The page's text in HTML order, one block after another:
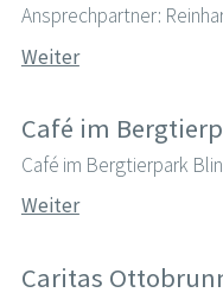
Ansprechpartner:
Weiter
Café im
Café im Bergtierpark
Weiter
Caritas